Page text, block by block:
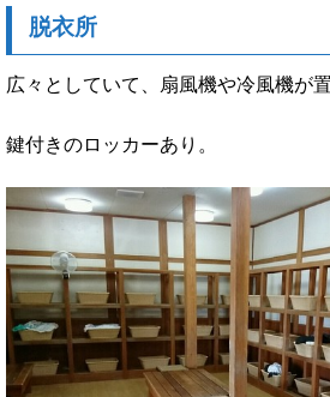
脱衣所
広々としていて、扇風機や冷風機が
鍵付きのロッカーあり。